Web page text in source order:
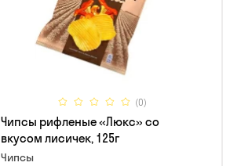
(0)
Чипсы рифленые «Люкс» со
вкусом лисичек, 125г
Чипсы